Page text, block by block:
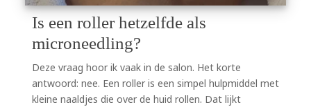
Is een roller hetzelfde als
microneedling?
Deze vraag hoor ik vaak in de salon. Het korte
antwoord: nee. Een roller is een simpel hulpmiddel met
kleine naaldjes die over de huid rollen. Dat lijkt